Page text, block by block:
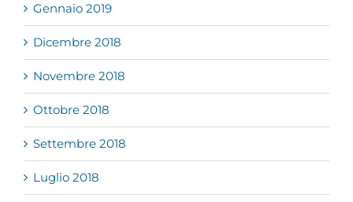
Gennaio 2019
Dicembre 2018
Novembre 2018
Ottobre 2018
Settembre 2018
Luglio 2018